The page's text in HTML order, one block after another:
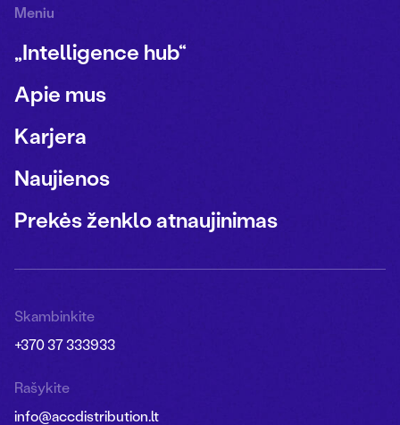
Meniu
„Intelligence hub“
Apie mus
Karjera
Naujienos
Prekės ženklo atnaujinimas
Skambinkite
+370 37 333933
Rašykite
info@accdistribution.lt